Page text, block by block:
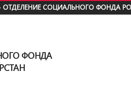
СОЦИАЛЬНОГО ФОНДА
ФОНДА